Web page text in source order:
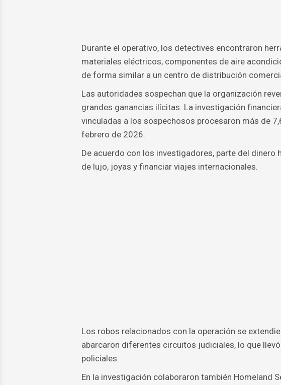
Durante el operativo, los detectives encontraron
materiales eléctricos, componentes de aire
de forma similar a un centro de distribución
Las autoridades sospechan que la organización
grandes ganancias ilícitas. La investigación
vinculadas a los sospechosos procesaron más de
febrero de 2026.
De acuerdo con los investigadores, parte del
de lujo, joyas y financiar viajes internacionales.
Los robos relacionados con la operación se
abarcaron diferentes circuitos judiciales, lo que
policiales.
En la investigación colaboraron también Homeland